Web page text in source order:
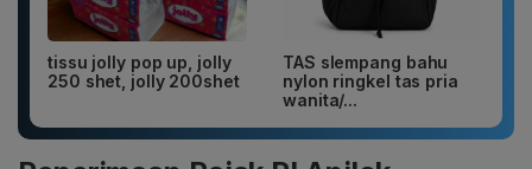
tissu jolly pop up, jolly
250 shet, jolly 200shet
TAS slempang bahu
nylon ringkel tas pria
wanita/...